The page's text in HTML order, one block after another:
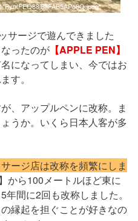
サージで遊んできました
ったのが 【APPLE PEN】
になってしまい、今ではお
す。
、アップルペンに改称。ま
うか。いくら日本人客が多
ージ店は改称を頻繁にしま
から100メートルほど東に
間に2回も改称しました。
縁起を担ぐことが好きなの